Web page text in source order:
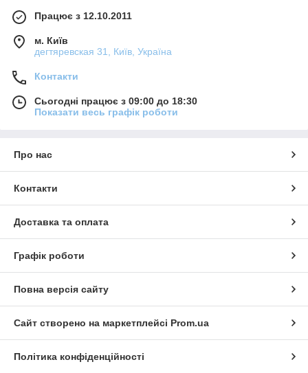
Працює з 12.10.2011
м. Київ
дегтяревская 31, Київ, Україна
Контакти
Сьогодні працює з 09:00 до 18:30
Показати весь графік роботи
Про нас
Контакти
Доставка та оплата
Графік роботи
Повна версія сайту
Сайт створено на маркетплейсі Prom.ua
Політика конфіденційності